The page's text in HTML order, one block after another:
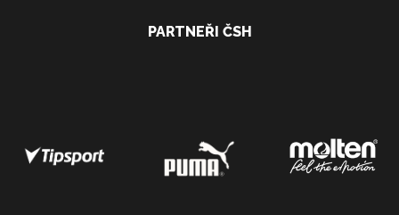
PARTNEŘI ČSH